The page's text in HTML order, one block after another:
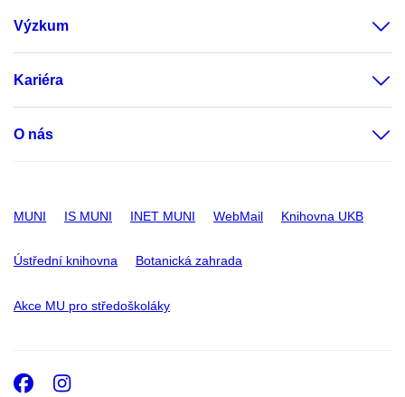
Výzkum
Kariéra
O nás
MUNI IS MUNI INET MUNI WebMail Knihovna UKB
Ústřední knihovna Botanická zahrada
Akce MU pro středoškoláky
Facebook
Instagram